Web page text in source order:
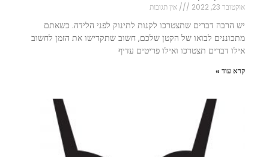
אוקטובר 23, 2022 אין תגובות
יש הרבה דברים שתצטרכו לקנות לתינוק לפני הלידה. כשאתם
מתכוננים לבואו של הקטן שלכם, חשוב שתקדישו את הזמן לחשוב
אילו דברים תצטרכו ואילו פריטים עדיף
קרא עוד »